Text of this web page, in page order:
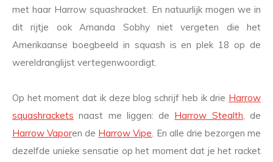
met haar Harrow squashracket. En natuurlijk mogen we in
dit rijtje ook Amanda Sobhy niet vergeten die het
Amerikaanse boegbeeld in squash is en plek 18 op de
wereldranglijst vertegenwoordigt.
Op het moment dat ik deze blog schrijf heb ik drie Harrow
squashrackets naast me liggen: de Harrow Stealth, de
Harrow Vaporen de Harrow Vipe. En alle drie bezorgen me
dezelfde unieke sensatie op het moment dat je het racket